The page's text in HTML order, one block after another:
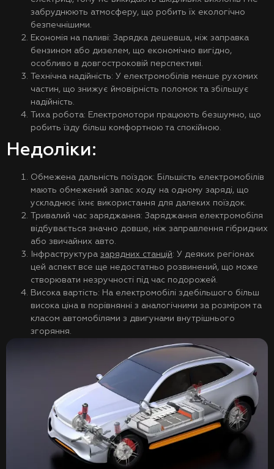
забруднюють атмосферу, що робить їх екологічно
безпечнішими.
Економія на паливі: Зарядка дешевша, ніж заправка
бензином або дизелем, що економічно вигідно,
особливо в довгостроковій перспективі.
Технічна надійність: У електромобілів менше рухомих
частин, що знижує ймовірність поломок та збільшує
надійність.
Тиха робота: Електромотори працюють безшумно, що
робить їзду більш комфортною та спокійною.
Недоліки:
Обмежена дальність поїздок: Більшість електромобілів
мають обмежений запас ходу на одному заряді, що
ускладнює їхнє використання для далеких поїздок.
Тривалий час заряджання: Заряджання електромобіля
відбувається значно довше, ніж заправлення гібридних
або звичайних авто.
Інфраструктура зарядних станцій: У деяких регіонах
цей аспект все ще недостатньо розвинений, що може
створювати незручності під час подорожей.
Висока вартість: На електромобілі здебільшого більш
висока ціна в порівнянні з аналогічними за розміром та
класом автомобілями з двигунами внутрішнього
згоряння.